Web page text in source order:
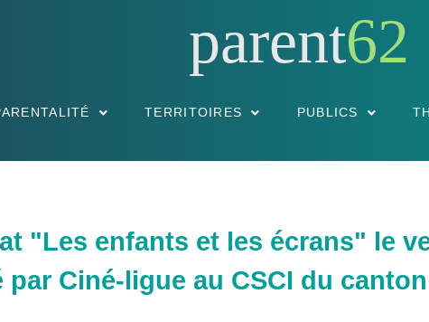
parent62
TERRITOIRES PUBLICS
"Les enfants et les écrans" le
par Ciné-ligue au CSCI du